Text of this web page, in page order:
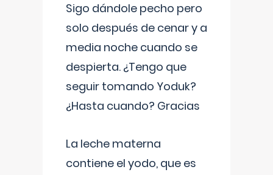
Sigo dándole pecho pero
solo después de cenar y a
media noche cuando se
despierta. ¿Tengo que
seguir tomando Yoduk?
¿Hasta cuando? Gracias
La leche materna
contiene el yodo, que es